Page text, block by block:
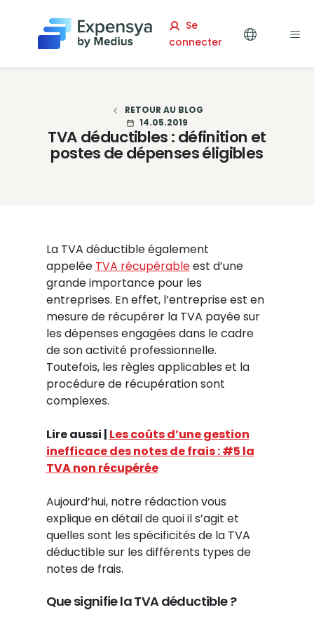
Expensya
Se
connecter
RETOUR AU BLOG
14.05.2019
TVA déductibles : définition et
postes de dépenses éligibles
La TVA déductible également
appelée TVA récupérableest d’une
grande importance pour les
entreprises. En effet, l’entreprise est en
mesure de récupérer la TVA payée sur
les dépenses engagées dans le cadre
de son activité professionnelle.
Toutefois, les règles applicables et la
procédure de récupération sont
complexes.
Lire aussi | Les coûts d’une gestion
inefficace des notes de frais : #5 la
TVA non récupérée
Aujourd’hui, notre rédaction vous
explique en détail de quoi il s’agit et
quelles sont les spécificités de la TVA
déductible sur les différents types de
notes de frais.
Que signifie la TVA déductible ?